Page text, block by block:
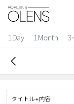
1Day 1Month
ログイン
カラコン比較
今月限定特典
ベスト
タイトル+内容